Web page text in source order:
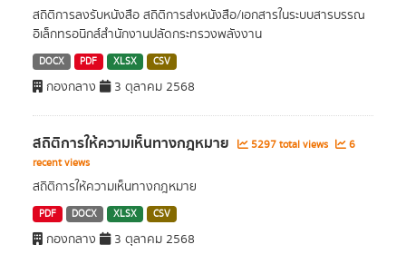
สถิติการลงรับหนังสือ สถิติการส่งหนังสือ/เอกสารในระบบสารบรรณ
อิเล็กทรอนิกส์สำนักงานปลัดกระทรวงพลังงาน
DOCX PDF XLSX CSV
กองกลาง 3 ตุลาคม 2568
สถิติการให้ความเห็นทางกฎหมาย 5297 total views
6
recent views
สถิติการให้ความเห็นทางกฎหมาย
PDF DOCX XLSX CSV
กองกลาง 3 ตุลาคม 2568